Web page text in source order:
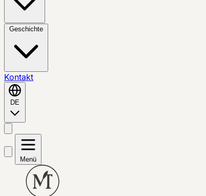
Geschichte
Kontakt
DE
Menü